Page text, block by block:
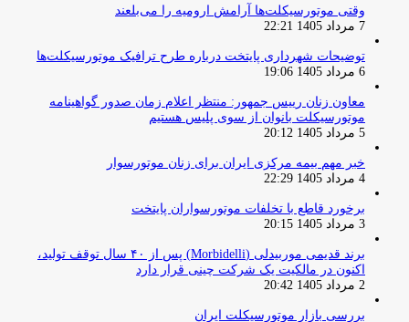
وقتی موتورسیکلت‌ها آرامش ارومیه را می‌بلعند
7 مرداد 1405 22:21
توضیحات شهرداری پایتخت درباره طرح ترافیک موتورسیکلت‌ها
6 مرداد 1405 19:06
معاون زنان رییس جمهور: منتظر اعلام زمان صدور گواهینامه
موتورسیکلت بانوان از سوی پلیس هستیم
5 مرداد 1405 20:12
خبر مهم بیمه مرکزی ایران برای زنان موتورسوار
4 مرداد 1405 22:29
برخورد قاطع با تخلفات موتورسواران پایتخت
3 مرداد 1405 20:15
برند قدیمی موربیدلی (Morbidelli) پس از ۴۰ سال توقف تولید،
اکنون در مالکیت یک شرکت چینی قرار دارد
2 مرداد 1405 20:42
بررسی بازار موتورسیکلت ایران